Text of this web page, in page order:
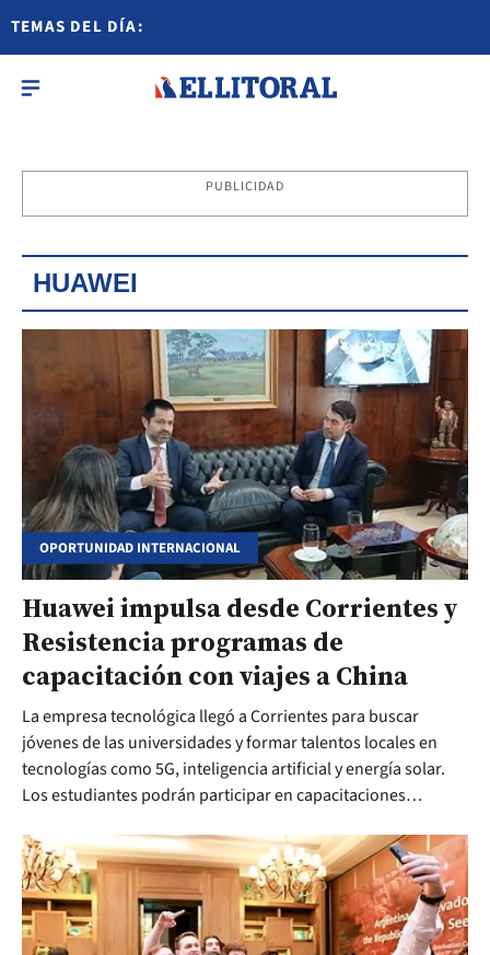
TEMAS DEL DÍA:
PUBLICIDAD
HUAWEI
OPORTUNIDAD INTERNACIONAL
Huawei impulsa desde Corrientes y
Resistencia programas de
capacitación con viajes a China
La empresa tecnológica llegó a Corrientes para buscar
jóvenes de las universidades y formar talentos locales en
tecnologías como 5G, inteligencia artificial y energía solar.
Los estudiantes podrán participar en capacitaciones